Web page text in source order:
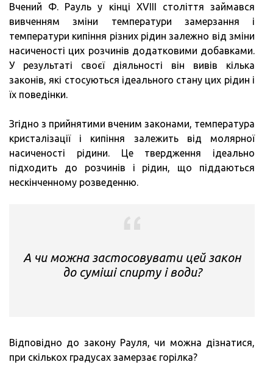
Вчений Ф. Рауль у кінці XVIII століття займався
вивченням зміни температури замерзання і
температури кипіння різних рідин залежно від зміни
насиченості цих розчинів додатковими добавками.
У результаті своєї діяльності він вивів кілька
законів, які стосуються ідеального стану цих рідин і
їх поведінки.
Згідно з прийнятими вченим законами, температура
кристалізації і кипіння залежить від молярної
насиченості рідини. Це твердження ідеально
підходить до розчинів і рідин, що піддаються
нескінченному розведенню.
А чи можна застосовувати цей закон
до суміші спирту і води?
Відповідно до закону Рауля, чи можна дізнатися,
при скількох градусах замерзає горілка?